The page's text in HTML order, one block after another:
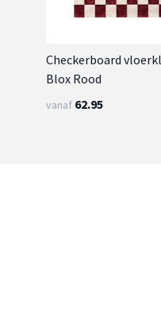
Checkerboard
Blox Rood
vanaf 62.95